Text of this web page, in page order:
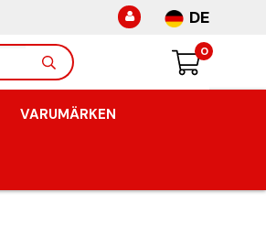
DE
0
VARUMÄRKEN